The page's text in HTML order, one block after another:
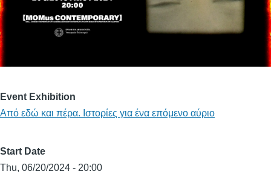
Event Exhibition
Από εδώ και πέρα. Ιστορίες για ένα επόμενο αύριο
Start Date
Thu, 06/20/2024 - 20:00